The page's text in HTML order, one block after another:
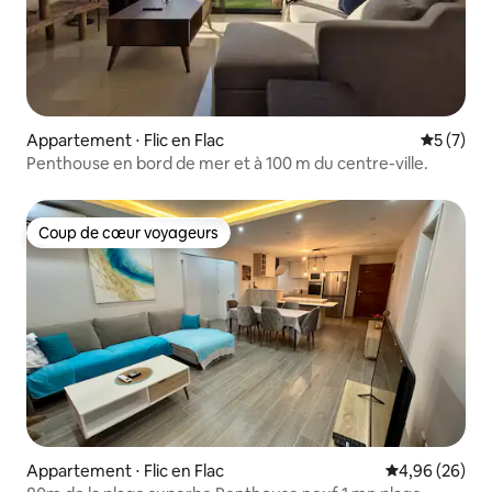
Appartement ⋅ Flic en Flac
5 (7)
Penthouse en bord de mer et à 100 m du centre-ville.
Coup de cœur voyageurs
Coup de cœur voyageurs
Appartement ⋅ Flic en Flac Évaluation
4,96 (26)